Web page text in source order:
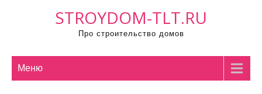
STROYDOM-TLT.RU
Про строительство домов
Меню